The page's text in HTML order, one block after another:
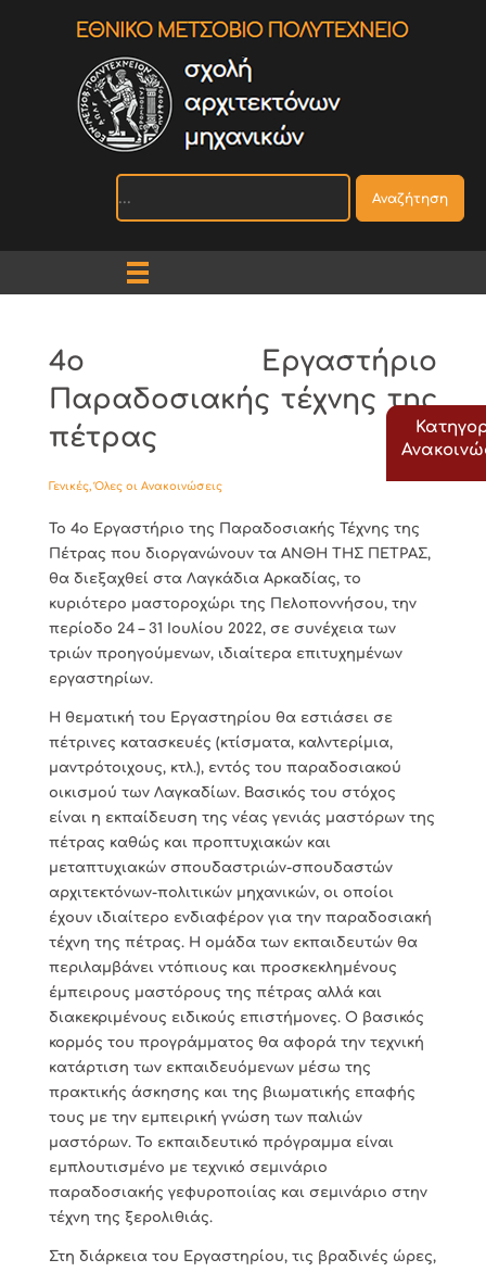
Αναζήτηση
4o Εργαστήριο
Παραδοσιακής τέχνης της
πέτρας
Γενικές,Όλες οι Ανακοινώσεις
Το 4ο Εργαστήριο της Παραδοσιακής Τέχνης της
Πέτρας που διοργανώνουν τα ΑΝΘΗ ΤΗΣ ΠΕΤΡΑΣ,
θα διεξαχθεί στα Λαγκάδια Αρκαδίας, το
κυριότερο μαστοροχώρι της Πελοποννήσου, την
περίοδο 24 – 31 Ιουλίου 2022, σε συνέχεια των
τριών προηγούμενων, ιδιαίτερα επιτυχημένων
εργαστηρίων.
Η θεματική του Εργαστηρίου θα εστιάσει σε
πέτρινες κατασκευές (κτίσματα, καλντερίμια,
μαντρότοιχους, κτλ.), εντός του παραδοσιακού
οικισμού των Λαγκαδίων. Βασικός του στόχος
είναι η εκπαίδευση της νέας γενιάς μαστόρων της
πέτρας καθώς και προπτυχιακών και
μεταπτυχιακών σπουδαστριών-σπουδαστών
αρχιτεκτόνων-πολιτικών μηχανικών, οι οποίοι
έχουν ιδιαίτερο ενδιαφέρον για την παραδοσιακή
τέχνη της πέτρας. Η ομάδα των εκπαιδευτών θα
περιλαμβάνει ντόπιους και προσκεκλημένους
έμπειρους μαστόρους της πέτρας αλλά και
διακεκριμένους ειδικούς επιστήμονες. Ο βασικός
κορμός του προγράμματος θα αφορά την τεχνική
κατάρτιση των εκπαιδευόμενων μέσω της
πρακτικής άσκησης και της βιωματικής επαφής
τους με την εμπειρική γνώση των παλιών
μαστόρων. Το εκπαιδευτικό πρόγραμμα είναι
εμπλουτισμένο με τεχνικό σεμινάριο
παραδοσιακής γεφυροποιίας και σεμινάριο στην
τέχνη της ξερολιθιάς.
Στη διάρκεια του Εργαστηρίου, τις βραδινές ώρες,